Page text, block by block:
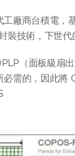
廠商台積電，
裝技術，下世代
（面板級扇
需的，因此